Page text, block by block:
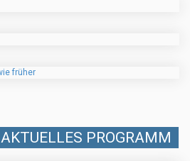
AKTUELLES PROGRAMM